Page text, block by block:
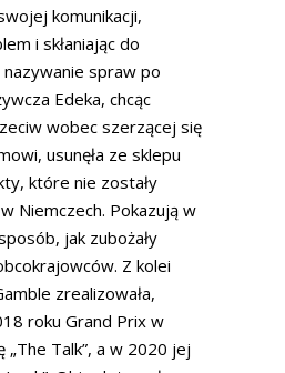
komunikacji,
i skłaniając do
spraw po
Edeka, chcąc
wobec szerzącej się
usunęła ze sklepu
które nie zostały
Niemczech. Pokazują w
jak zubożały
Z kolei
zrealizowała,
roku Grand Prix w
„The Talk”, a w 2020 jej